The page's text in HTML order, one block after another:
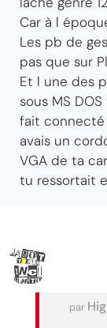
Car à l
Les pb de
pas que sur
Et l une des
sous MS
fait connecté
avais un
VGA de ta
tu ressortait
par